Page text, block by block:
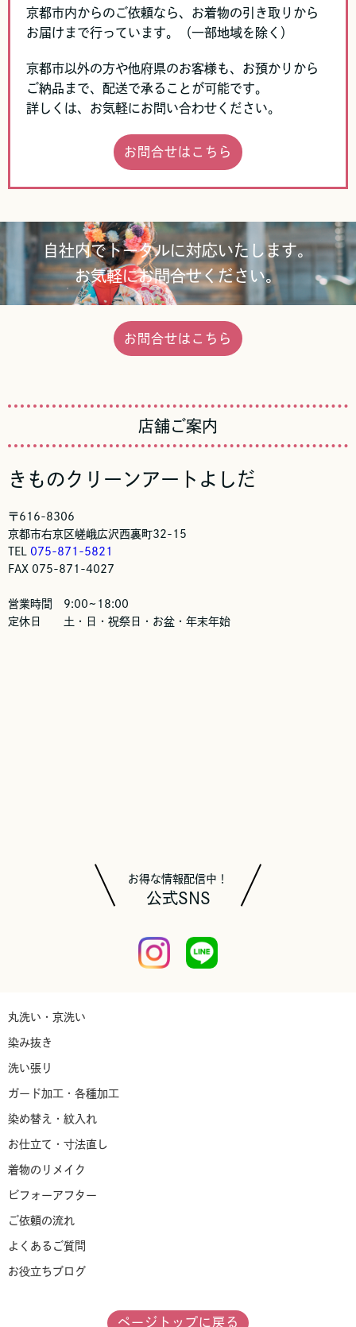
京都市内からのご依頼なら、お着物の引き取りから
お届けまで行っています。（一部地域を除く）
京都市以外の方や他府県のお客様も、お預かりから
ご納品まで、配送で承ることが可能です。
詳しくは、お気軽にお問い合わせください。
お問合せはこちら
自社内でトータルに対応いたします。
お気軽にお問合せください。
お問合せはこちら
店舗ご案内
きものクリーンアートよしだ
〒616-8306
京都市右京区嵯峨広沢西裏町32-15
TEL 075-871-5821
FAX 075-871-4027
営業時間 9:00∼18:00
定休日 土・日・祝祭日・お盆・年末年始
お得な情報配信中！
公式SNS
丸洗い・京洗い
染み抜き
洗い張り
ガード加工・各種加工
染め替え・紋入れ
お仕立て・寸法直し
着物のリメイク
ビフォーアフター
ご依頼の流れ
よくあるご質問
お役立ちブログ
ページトップに戻る